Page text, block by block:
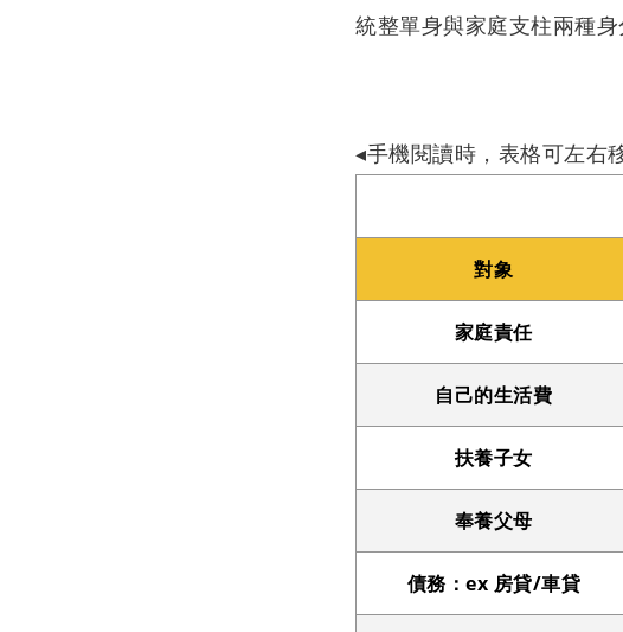
統整單身與家庭支柱兩種
◂手機閱讀時，表格可左右
對象
家庭責任
自己的生活費
扶養子女
奉養父母
債務：ex 房貸/車貸